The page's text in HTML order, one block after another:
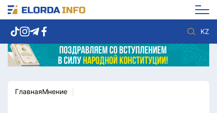
KZ
Новости столицы
ГлавнаяМнение